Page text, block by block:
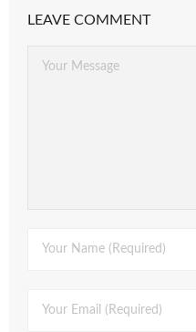
LEAVE COMMENT